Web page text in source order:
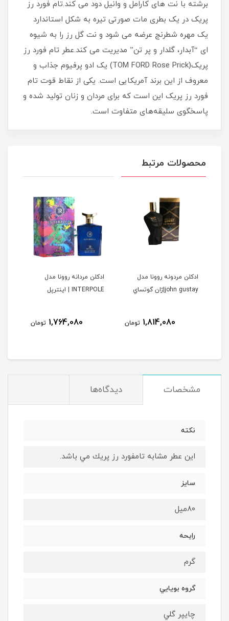
برشته با نت های کارامل و وانیل دود می کند.تام فورد رز
پریک در یک بطری مات صورتی تیره به شکل استاندارد
یک مهره شطرنج عرضه می شود و نت گل رز را به شیوه
ای “آبدار، گلدار و پر تن” مدیریت می کند.عطر تام فورد رز
پریک(TOM FORD Rose Prick) یک ادو پرفیوم جذاب و
معروف از این برند آمریکایی است. یکی از نقاط قوت تام
فورد رز پریک این است که برای مردان و زنان تولید شده و
پاسخگوی سلیقه‌های متفاوت است.
محصولات مرتبط
ادكلن مردونه روونا مدل
john gustay|ژان گوتساي
1,814,080 تومان
ادكلن مردانه روونا مدل
INTERPOLE | اينترپل
1,764,080 تومان
مشخصات دیدگاه‌ها
نكته
اين عطر مشابه تامفورد رز پريك مي باشد.
سايز
٨٠ميل
رايحه
گرم
گروه بويايي
چايپر گلي